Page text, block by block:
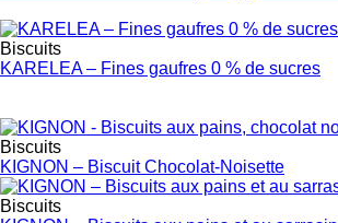
Biscuits
KARELEA – Fines gaufres 0 % de sucres
Biscuits
KIGNON – Biscuit Chocolat-Noisette
Biscuits